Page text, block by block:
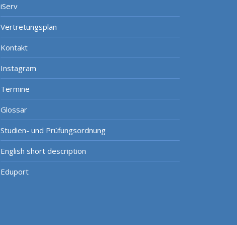
iServ
Vertretungsplan
Kontakt
Instagram
Termine
Glossar
Studien- und Prüfungsordnung
English short description
Eduport